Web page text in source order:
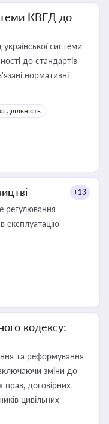
КВЕД до
системи
до стандартів
нормативні
діяльність
+13
регулювання
експлуатацію
кодексу:
та реформування
зміни до
прав, договірних
цивільних